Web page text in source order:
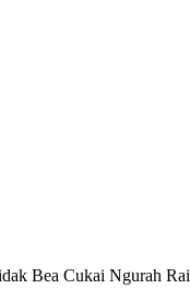
Bea Cukai Ngurah Rai